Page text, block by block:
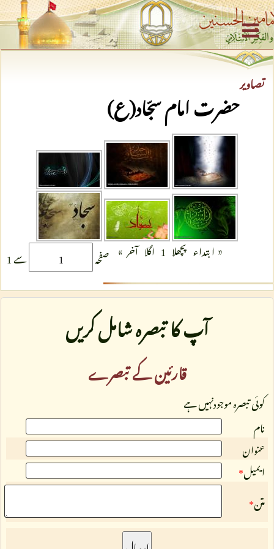
تصاویر
حضرت امام سجّاد(ع)
صفحہ سے 1 «ابتداء پچھلا 1 اگلا آخر»
آپ کا تبصرہ شامل کریں
قارئین کے تبصرے
کوئی تبصرہ موجودنہیں ہے
نام
عنوان
ایمیل*
متن*